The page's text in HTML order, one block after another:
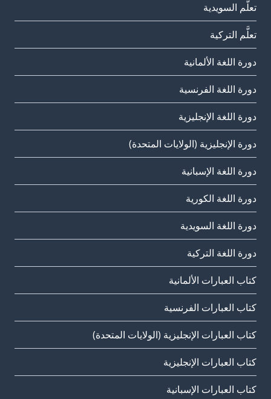
تعلَّم السويدية
تعلَّم التركية
دورة اللغة الألمانية
دورة اللغة الفرنسية
دورة اللغة الإنجليزية
دورة الإنجليزية (الولايات المتحدة)
دورة اللغة الإسبانية
دورة اللغة الكورية
دورة اللغة السويدية
دورة اللغة التركية
كتاب العبارات الألمانية
كتاب العبارات الفرنسية
كتاب العبارات الإنجليزية (الولايات المتحدة)
كتاب العبارات الإنجليزية
كتاب العبارات الإسبانية